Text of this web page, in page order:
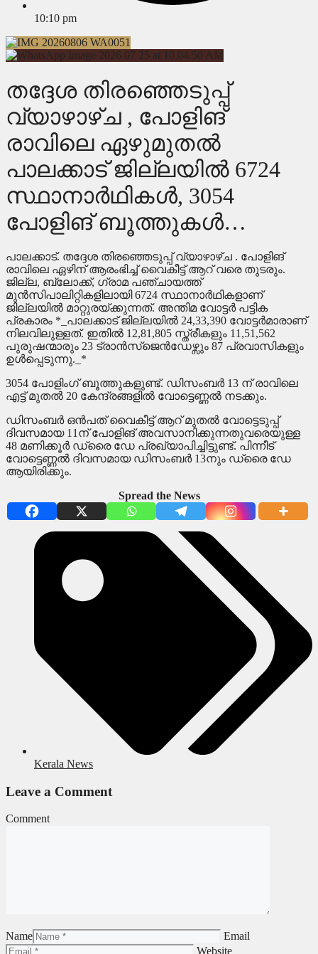
10:10 pm
തദ്ദേശ തിരഞ്ഞെടുപ്പ്
വ്യാഴാഴ്ച , പോളിങ്
രാവിലെ ഏഴുമുതല്‍
പാലക്കാട്‌ ജില്ലയില്‍ 6724
സ്ഥാനാര്‍ഥികള്‍, 3054
പോളിങ് ബൂത്തുകള്‍…
പാലക്കാട്‌. തദ്ദേശ തിരഞ്ഞെടുപ്പ് വ്യാഴാഴ്ച . പോളിങ്
രാവിലെ ഏഴിന് ആരംഭിച്ച് വൈകീട്ട് ആറ് വരെ തുടരും.
ജില്ല, ബ്ലോക്ക്, ഗ്രാമ പഞ്ചായത്ത്
മുന്‍സിപാലിറ്റികളിലായി 6724 സ്ഥാനാര്‍ഥികളാണ്
ജില്ലയില്‍ മാറ്റുരയ്ക്കുന്നത്. അന്തിമ വോട്ടര്‍ പട്ടിക
പ്രകാരം *_പാലക്കാട് ജില്ലയിൽ 24,33,390 വോട്ടർമാരാണ്
നിലവിലുള്ളത്. ഇതിൽ 12,81,805 സ്ത്രീകളും 11,51,562
പുരുഷന്മാരും 23 ട്രാൻസ്ജെൻഡേഴ്സും 87 പ്രവാസികളും
ഉൾപ്പെടുന്നു._*
3054 പോളിംഗ് ബൂത്തുകളുണ്ട്. ഡിസംബര്‍ 13 ന് രാവിലെ
എട്ട് മുതല്‍ 20 കേന്ദ്രങ്ങളില്‍ വോട്ടെണ്ണല്‍ നടക്കും.
ഡിസംബര്‍ ഒന്‍പത് വൈകീട്ട് ആറ് മുതല്‍ വോട്ടെടുപ്പ്
ദിവസമായ 11ന് പോളിങ് അവസാനിക്കുന്നതുവരെയുള്ള
48 മണിക്കൂര്‍ ഡ്രൈ ഡേ പ്രഖ്യാപിച്ചിട്ടുണ്ട്. പിന്നീട്
വോട്ടെണ്ണല്‍ ദിവസമായ ഡിസംബര്‍ 13നും ഡ്രൈ ഡേ
ആയിരിക്കും.
Spread the News
Kerala News
Leave a Comment
Comment
Name
Email
Website